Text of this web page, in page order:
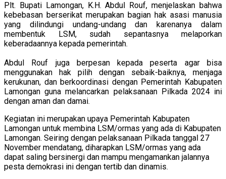
Plt. Bupati Lamongan, K.H. Abdul Rouf, menjelaskan bahwa
kebebasan berserikat merupakan bagian hak asasi manusia
yang dilindungi undang-undang dan karenanya dalam
membentuk LSM, sudah sepantasnya melaporkan
keberadaannya kepada pemerintah.
Abdul Rouf juga berpesan kepada peserta agar bisa
menggunakan hak pilih dengan sebaik-baiknya, menjaga
kerukunan, dan berkoordinasi dengan Pemerintah Kabupaten
Lamongan guna melancarkan pelaksanaan Pilkada 2024 ini
dengan aman dan damai.
Kegiatan ini merupakan upaya Pemerintah Kabupaten
Lamongan untuk membina LSM/ormas yang ada di Kabupaten
Lamongan. Seiring dengan pelaksanaan Pilkada tanggal 27
November mendatang, diharapkan LSM/ormas yang ada
dapat saling bersinergi dan mampu mengamankan jalannya
pesta demokrasi ini dengan tertib dan dinamis.